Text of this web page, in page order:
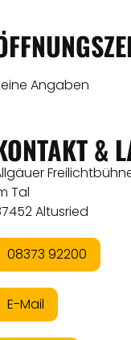
Angaben
&
Tal
Altusried
08373 92200
E-Mail